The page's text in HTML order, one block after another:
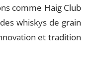
comme Haig Club
whiskys de grain
et tradition